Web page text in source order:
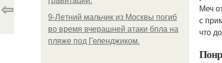
9-Лeтний мaльчик из Москвы погиб
во время вчерашней атаки бпла на
пляже под Геленджиком.
Меч
с
что
⇦